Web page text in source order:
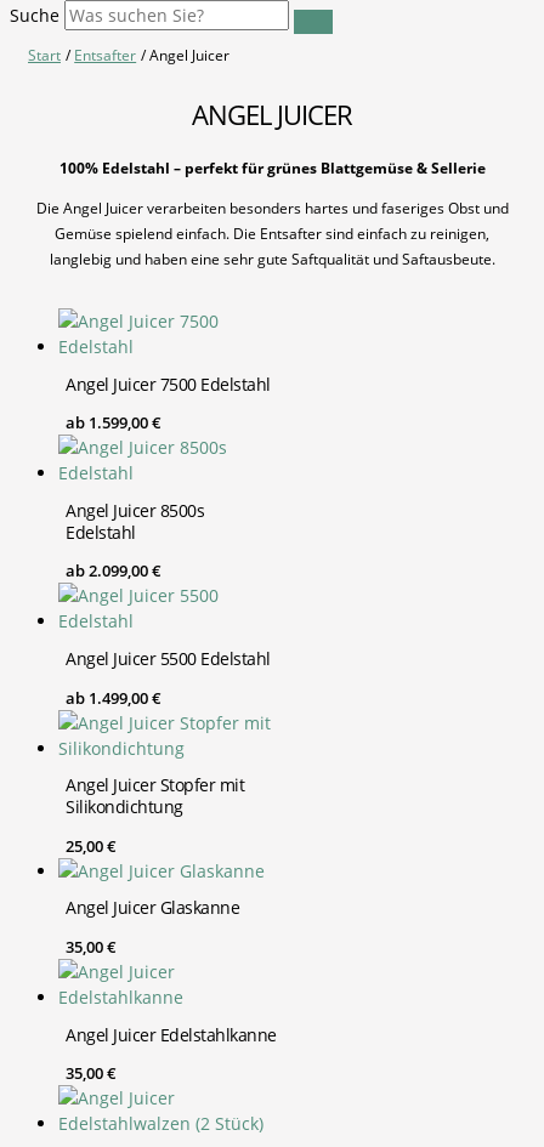
Suche
Start Entsafter Angel Juicer
ANGEL JUICER
100% Edelstahl – perfekt für grünes Blattgemüse & Sellerie
Die Angel Juicer verarbeiten besonders hartes und faseriges Obst und
Gemüse spielend einfach. Die Entsafter sind einfach zu reinigen,
langlebig und haben eine sehr gute Saftqualität und Saftausbeute.
Angel Juicer 7500 Edelstahl
ab 1.599,00€
Angel Juicer 8500s
Edelstahl
ab2.099,00€
Angel Juicer 5500 Edelstahl
ab 1.499,00€
Angel Juicer Stopfer mit
Silikondichtung
25,00€
Angel Juicer Glaskanne
35,00€
Angel Juicer Edelstahlkanne
35,00€